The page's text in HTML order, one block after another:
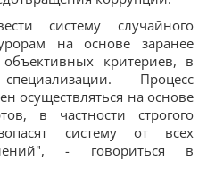
систему случайного
на основе заранее
критериев, в
Процесс
осуществляться на основе
в частности строгого
систему от всех
- говориться в